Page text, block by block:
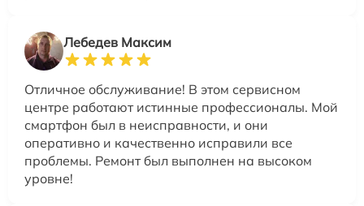
Лебедев Максим
Отличное обслуживание! В этом сервисном
центре работают истинные профессионалы. Мой
смартфон был в неисправности, и они
оперативно и качественно исправили все
проблемы. Ремонт был выполнен на высоком
уровне!